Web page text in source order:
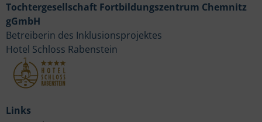
Links
Tochtergesellschaft Fortbildungszentrum Chemnitz
gGmbH
Betreiberin des Inklusionsprojektes
Hotel Schloss Rabenstein